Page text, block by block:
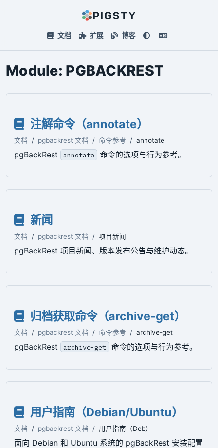
PIGSTY
文档 扩展 博客
Module: PGBACKREST
注解命令（annotate）
文档 pgbackrest 文档 命令参考 annotate
pgBackRest annotate 命令的选项与行为参考。
新闻
文档 pgbackrest 文档 项目新闻
pgBackRest 项目新闻、版本发布公告与维护动态。
归档获取命令（archive-get）
文档 pgbackrest 文档 命令参考 archive-get
pgBackRest archive-get 命令的选项与行为参考。
用户指南（Debian/Ubuntu）
文档 pgbackrest 文档 用户指南（Deb）
面向 Debian 和 Ubuntu 系统的 pgBackRest 安装配置